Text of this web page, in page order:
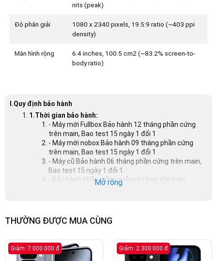
nits (peak)
Độ phân giải
1080 x 2340 pixels, 19.5:9 ratio (~403 ppi
density)
Màn hình rộng
6.4 inches, 100.5 cm2 (~83.2% screen-to-
body ratio)
I.Quy định bảo hành
1.Thời gian bảo hành:
- Máy mới Fullbox Bảo hành 12 tháng phần cứng
trên main, Bao test 15 ngày 1 đổi 1
- Máy mới nobox Bảo hành 09 tháng phần cứng
trên main, Bao test 15 ngày 1 đổi 1
- Máy cũ Bảo hành 06 tháng phần cứng trên main,
Bao test 15 ngày 1 đổi 1
- Bảo hành phần mềm miễn phí trọn đời máy
- Đối với máy cũ: máy còn hình thức như lúc mới
mua
- Số Serial/Imei trên máy không đúng với số
Serial/Imei ghi trên phiếu bảo hành
Mở rộng
THƯỜNG ĐƯỢC MUA CÙNG
Giảm: 7.000.000 đ Giảm: 2.300.000 đ